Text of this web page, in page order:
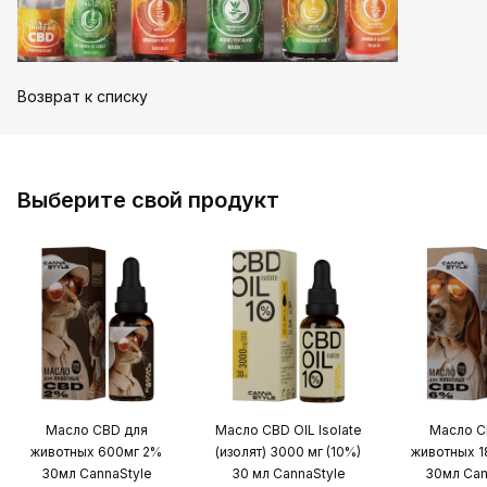
Возврат к списку
Выберите свой продукт
Масло CBD для
животных 600мг 2%
30мл CannaStyle
Масло CBD OIL Isolate
(изолят) 3000 мг (10%)
30 мл CannaStyle
Масло
животных
30мл